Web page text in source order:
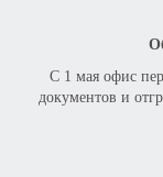
С 1 мая офис
документов и